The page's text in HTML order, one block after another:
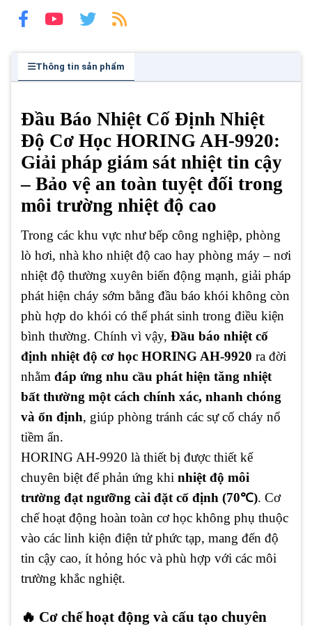
Thông tin sản phẩm
Đầu Báo Nhiệt Cố Định Nhiệt
Độ Cơ Học HORING AH-9920:
Giải pháp giám sát nhiệt tin cậy
– Bảo vệ an toàn tuyệt đối trong
môi trường nhiệt độ cao
Trong các khu vực như bếp công nghiệp, phòng
lò hơi, nhà kho nhiệt độ cao hay phòng máy – nơi
nhiệt độ thường xuyên biến động mạnh, giải pháp
phát hiện cháy sớm bằng đầu báo khói không còn
phù hợp do khói có thể phát sinh trong điều kiện
bình thường. Chính vì vậy, Đầu báo nhiệt cố
định nhiệt độ cơ học HORING AH-9920 ra đời
nhằm đáp ứng nhu cầu phát hiện tăng nhiệt
bất thường một cách chính xác, nhanh chóng
và ổn định, giúp phòng tránh các sự cố cháy nổ
tiềm ẩn.
HORING AH-9920 là thiết bị được thiết kế
chuyên biệt để phản ứng khi nhiệt độ môi
trường đạt ngưỡng cài đặt cố định (70℃). Cơ
chế hoạt động hoàn toàn cơ học không phụ thuộc
vào các linh kiện điện tử phức tạp, mang đến độ
tin cậy cao, ít hỏng hóc và phù hợp với các môi
trường khắc nghiệt.
🔥 Cơ chế hoạt động và cấu tạo chuyên